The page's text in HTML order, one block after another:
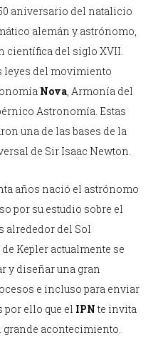
aniversario del natalicio
alemán y astrónomo,
científica del siglo XVII.
leyes del movimiento
Nova, Armonía del
Astronomía. Estas
una de las bases de la
de Sir Isaac Newton.
años nació el astrónomo
por su estudio sobre el
alrededor del Sol
de Kepler actualmente se
y diseñar una gran
e incluso para enviar
por ello que el IPNte invita
grande acontecimiento.